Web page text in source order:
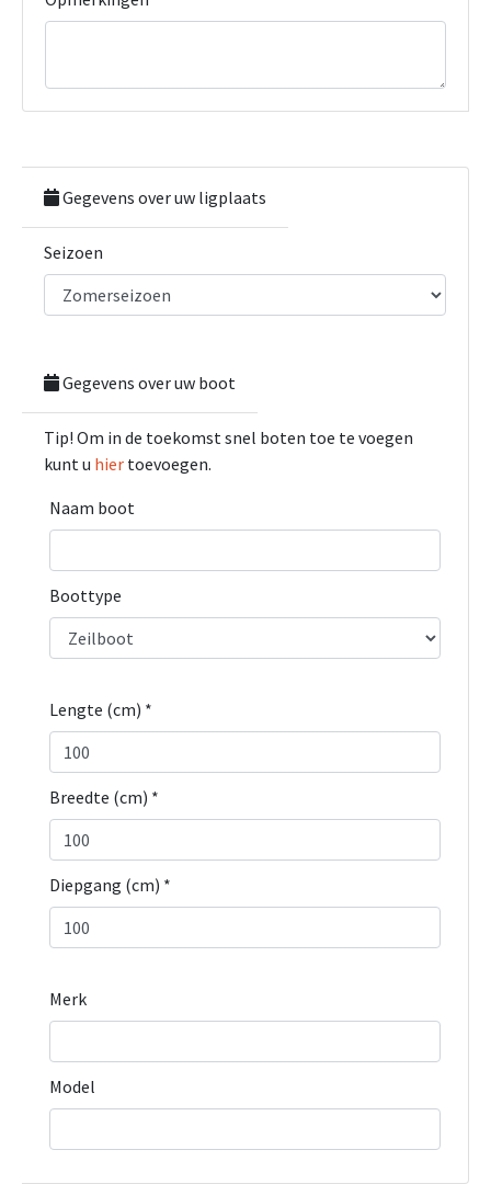
Gegevens over uw ligplaats
Seizoen
Gegevens over uw boot
Tip! Om in de toekomst snel boten toe te voegen
kunt u hier toevoegen.
Naam boot
Boottype
Lengte (cm) *
Breedte (cm) *
Diepgang (cm) *
Merk
Model